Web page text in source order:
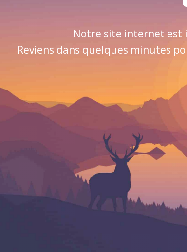
Notre site internet est
Reviens dans quelques minutes